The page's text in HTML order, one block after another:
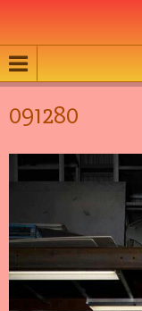
091280